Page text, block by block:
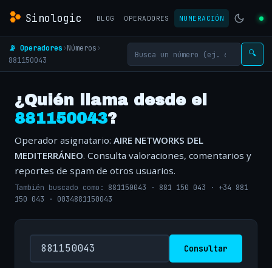
Sinologic BLOG OPERADORES NUMERACIÓN
📡 Operadores›Números›
881150043
🔍
¿Quién llama desde el
881150043?
Operador asignatario: AIRE NETWORKS DEL
MEDITERRÁNEO. Consulta valoraciones, comentarios y
reportes de spam de otros usuarios.
También buscado como: 881150043 · 881 150 043 · +34 881
150 043 · 0034881150043
Consultar